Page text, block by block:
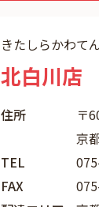
きたしらかわて
北白川店
住所
〒
京
TEL
FAX